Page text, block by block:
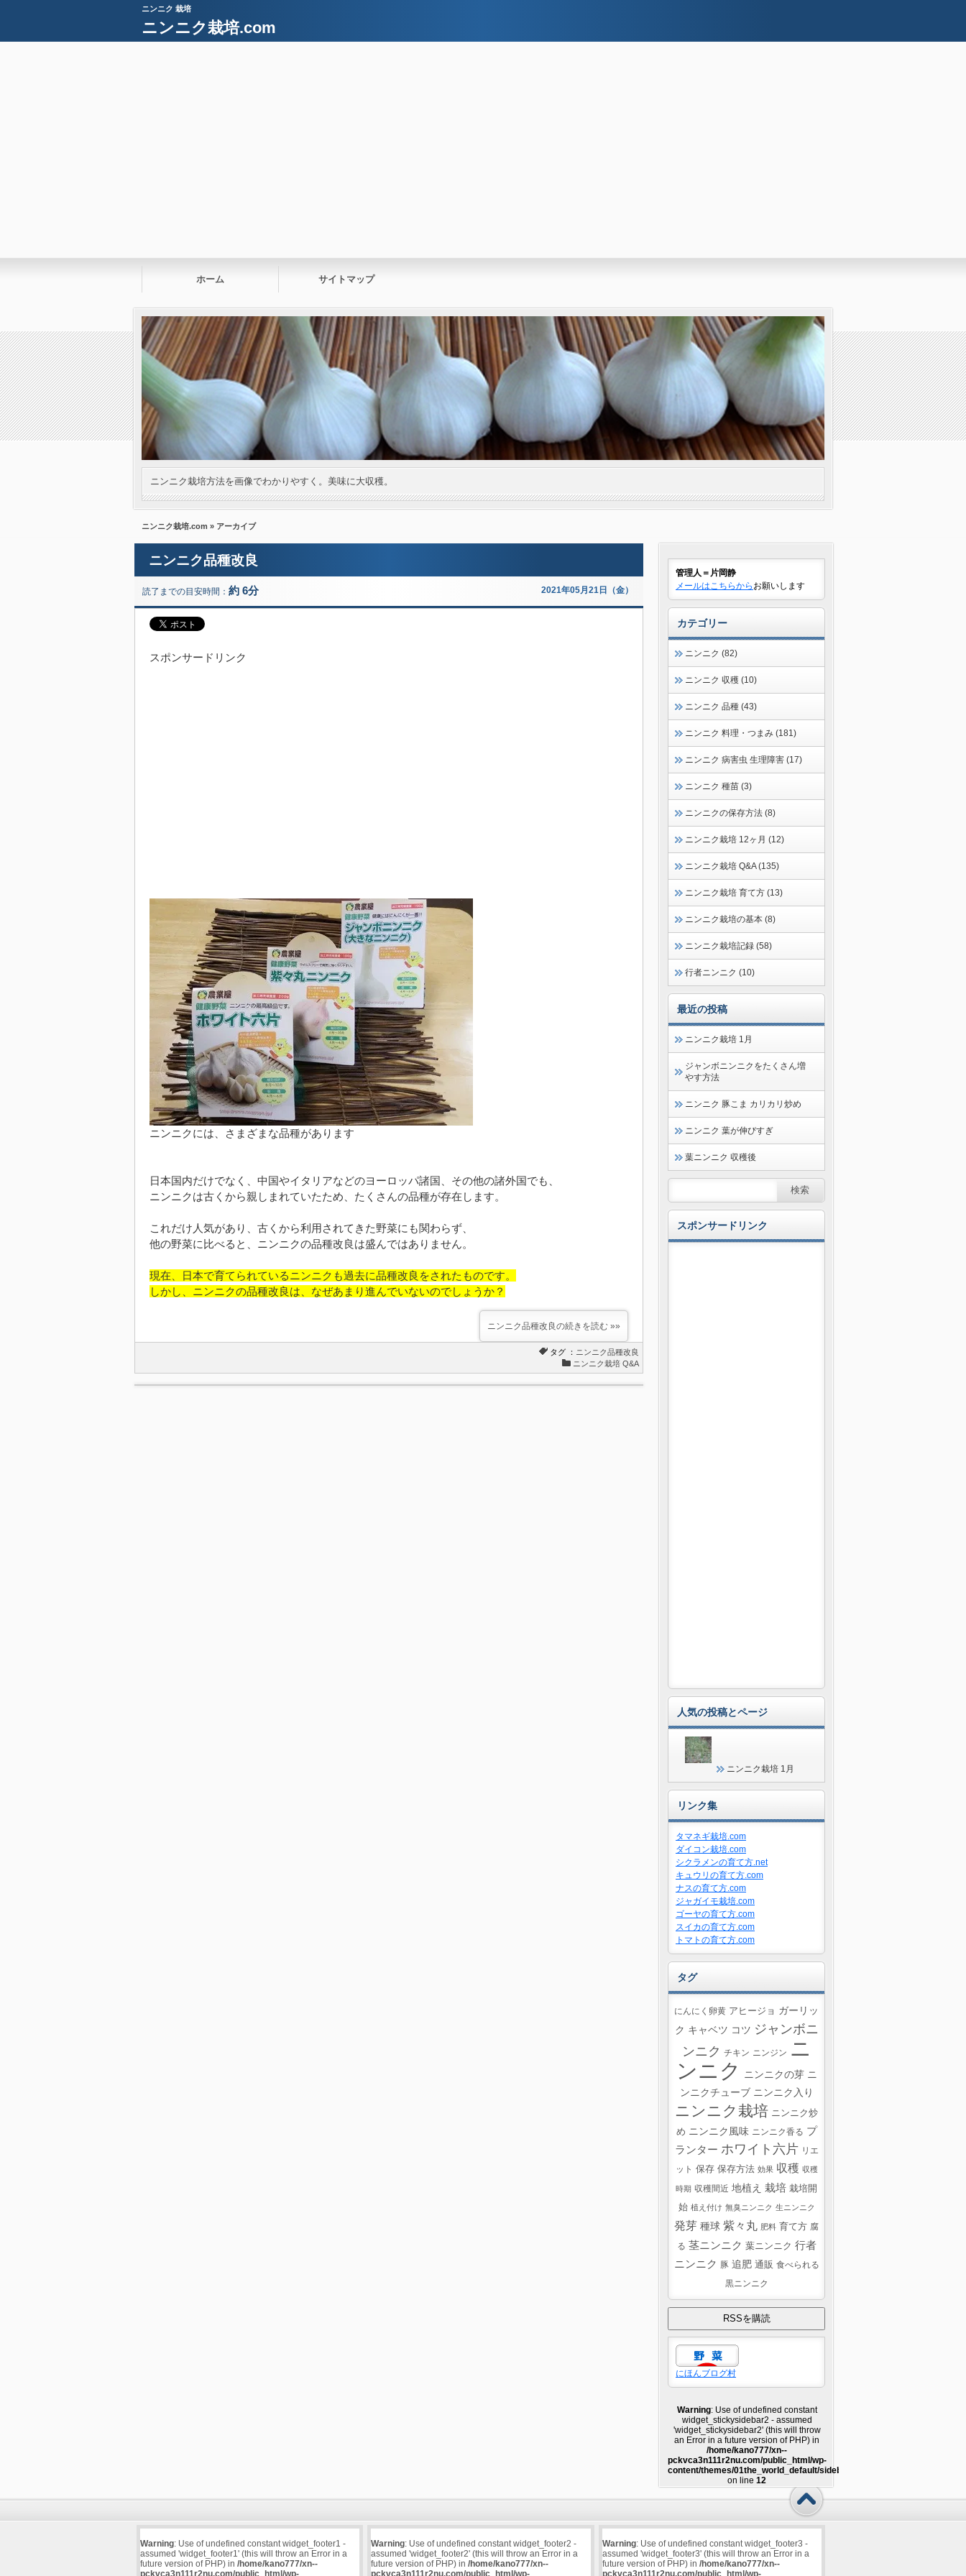
ニンニク 栽培
ニンニク栽培.com
ホーム サイトマップ
ニンニク栽培方法を画像でわかりやすく。美味に大収穫。
ニンニク栽培.com » アーカイブ
ニンニク品種改良
読了までの目安時間： 約 6分 2021年05月21日（金）
スポンサードリンク
ニンニクには、さまざまな品種があります
日本国内だけでなく、中国やイタリアなどのヨーロッパ諸国、その他の諸外国でも、
ニンニクは古くから親しまれていたため、たくさんの品種が存在します。
これだけ人気があり、古くから利用されてきた野菜にも関わらず、
他の野菜に比べると、ニンニクの品種改良は盛んではありません。
現在、日本で育てられているニンニクも過去に品種改良をされたものです。
しかし、ニンニクの品種改良は、なぜあまり進んでいないのでしょうか？
ニンニク品種改良の続きを読む »»
タグ ： ニンニク品種改良
ニンニク栽培 Q&A
管理人＝片岡静
メールはこちらから お願いします
カテゴリー
ニンニク (82)
ニンニク 収穫 (10)
ニンニク 品種 (43)
ニンニク 料理・つまみ (181)
ニンニク 病害虫 生理障害 (17)
ニンニク 種苗 (3)
ニンニクの保存方法 (8)
ニンニク栽培 12ヶ月 (12)
ニンニク栽培 Q&A (135)
ニンニク栽培 育て方 (13)
ニンニク栽培の基本 (8)
ニンニク栽培記録 (58)
行者ニンニク (10)
最近の投稿
ニンニク栽培 1月
ジャンボニンニクをたくさん増
やす方法
ニンニク 豚こま カリカリ炒め
ニンニク 葉が伸びすぎ
葉ニンニク 収穫後
スポンサードリンク
人気の投稿とページ
ニンニク栽培 1月
リンク集
タマネギ栽培.com
ダイコン栽培.com
シクラメンの育て方.net
キュウリの育て方.com
ナスの育て方.com
ジャガイモ栽培.com
ゴーヤの育て方.com
スイカの育て方.com
トマトの育て方.com
タグ
にんにく卵黄 アヒージョ ガーリッ
ク キャベツ コツ ジャンボニ
ンニク チキン ニンジン ニ
ンニク
ニンニクの芽 ニ
ンニクチューブ ニンニク入り
ニンニク栽培 ニンニク炒
め ニンニク風味 ニンニク香る プ
ランター ホワイト六片 リエ
ット 保存 保存方法 効果 収穫 収穫
時期 収穫間近 地植え 栽培 栽培開
始 植え付け 無臭ニンニク 生ニンニク
発芽 種球 紫々丸 肥料 育て方 腐
る 茎ニンニク 葉ニンニク 行者
ニンニク
豚 追肥 通販 食べられる
黒ニンニク
にほんブログ村
Warning: Use of undefined constant
widget_stickysidebar2 - assumed
'widget_stickysidebar2' (this will throw
an Error in a future version of PHP) in
/home/kano777/xn--
pckvca3n111r2nu.com/public_html/wp-
content/themes/01the_world_default/sidebar2.php
on line 12
Warning: Use of undefined constant widget_footer1 -
assumed 'widget_footer1' (this will throw an Error in a
future version of PHP) in /home/kano777/xn--
Warning: Use of undefined constant widget_footer2 -
assumed 'widget_footer2' (this will throw an Error in a
future version of PHP) in/home/kano777/xn--
Warning: Use of undefined constant widget_footer3 -
assumed 'widget_footer3' (this will throw an Error in a
future version of PHP) in /home/kano777/xn--